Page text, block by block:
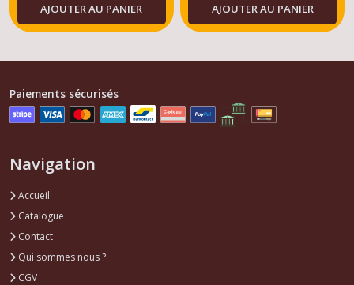
AJOUTER AU PANIER AJOUTER AU PANIER
Allumage
BX
Colliers
de
serrage
Pièces
moteur
BX
Paiements sécurisés
Navigation
Accueil
Catalogue
Contact
Qui sommes nous ?
CGV